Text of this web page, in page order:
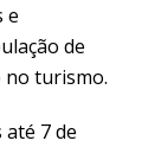
e
de
no turismo.
7 de